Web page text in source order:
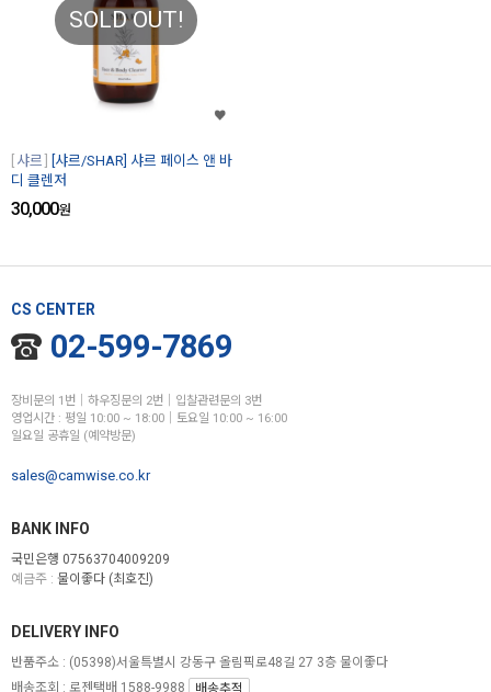
SOLD OUT!
샤르
[샤르/SHAR] 샤르 페이스 앤 바
디 클렌저
30,000원
CS CENTER
02-599-7869
장비문의 1번│하우징문의 2번│입찰관련문의 3번
영업시간 : 평일 10:00 ~ 18:00│토요일 10:00 ~ 16:00
일요일 공휴일 (예약방문)
sales@camwise.co.kr
BANK INFO
국민은행 07563704009209
예금주 : 물이좋다 (최호진)
DELIVERY INFO
반품주소 : (05398)서울특별시 강동구 올림픽로48길 27 3층 물이좋다
배송조회 : 로젠택배 1588-9988
배송추적